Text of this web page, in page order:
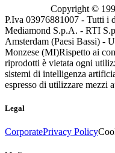
Copyright ©
P.Iva 03976881007 - Tutti i
Mediamond S.p.A. - RTI
Amsterdam (Paesi Bassi) -
Monzese (MI)Rispetto ai
riprodotti è vietata ogni
sistemi di intelligenza
espresso di utilizzare mezzi
Legal
CorporatePrivacy Policy